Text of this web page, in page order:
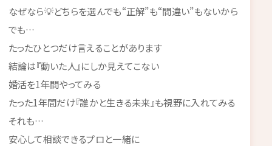
なぜなら💡どちらを選んでも“正解”も“間違い”もないから
でも…
たったひとつだけ言えることがあります
結論は『動いた人』にしか見えてこない
婚活を1年間やってみる
たった1年間だけ『誰かと生きる未来』も視野に入れてみる
それも…
安心して相談できるプロと一緒に